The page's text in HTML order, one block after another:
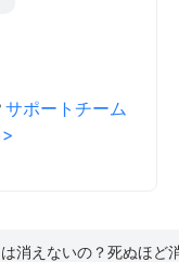
サポートチーム
消えないの？死ぬほど